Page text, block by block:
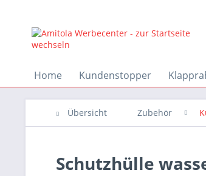
Home Kundenstopper
Übersicht Zubehör
Schutzhülle